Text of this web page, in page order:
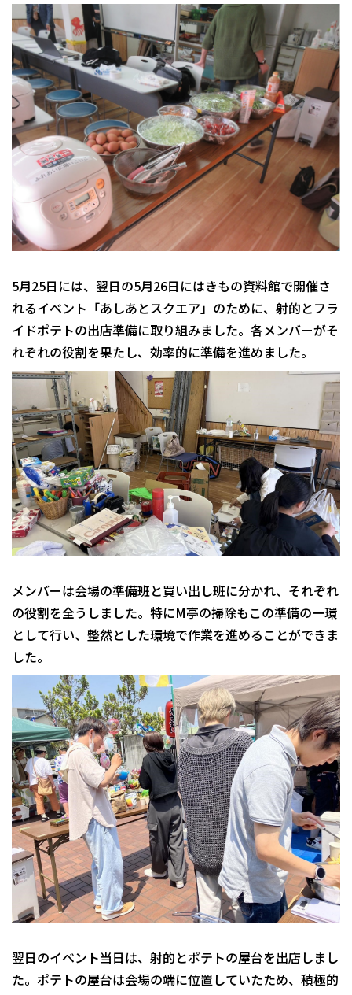
5月25日には、翌日の5月26日にはきもの資料館で開催さ
れるイベント「あしあとスクエア」のために、射的とフラ
イドポテトの出店準備に取り組みました。各メンバーがそ
れぞれの役割を果たし、効率的に準備を進めました。
メンバーは会場の準備班と買い出し班に分かれ、それぞれ
の役割を全うしました。特にM亭の掃除もこの準備の一環
として行い、整然とした環境で作業を進めることができま
した。
翌日のイベント当日は、射的とポテトの屋台を出店しまし
た。ポテトの屋台は会場の端に位置していたため、積極的